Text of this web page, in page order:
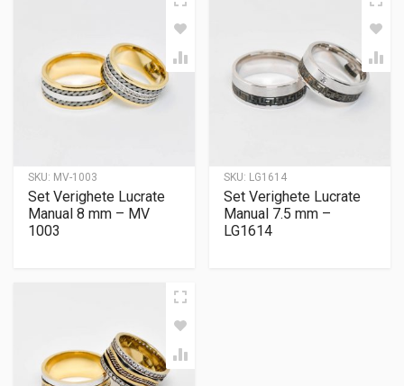
SKU: MV-1003
Set Verighete Lucrate
Manual 8 mm – MV
1003
SKU: LG1614
Set Verighete Lucrate
Manual 7.5 mm –
LG1614